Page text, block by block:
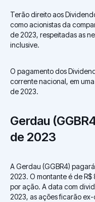
Terão direito aos
como acionistas da
de 2023, respeitadas as
inclusive.
O pagamento dos
corrente nacional, em
de 2023.
Gerdau
de 2023
A Gerdau (GGBR4)
2023. O montante é de
por ação. A data com
2023, as ações ficarão